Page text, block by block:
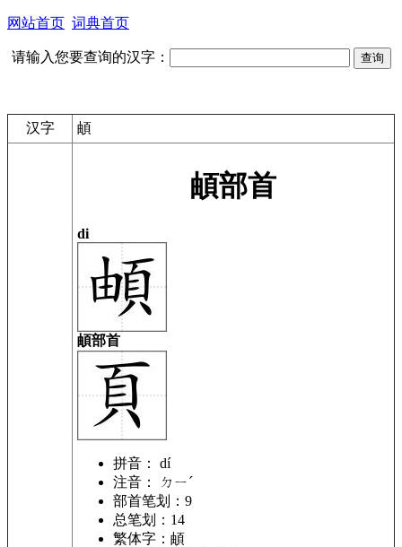
网站首页 词典首页
请输入您要查询的汉字：
汉字 頔
頔部首
di
頔部首
拼音：
dí
注音：
ㄉㄧˊ
部首笔划： 9
总笔划： 14
繁体字： 頔